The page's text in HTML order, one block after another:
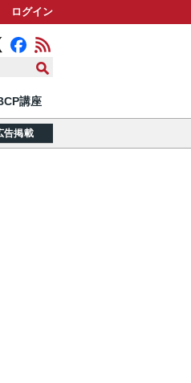
ログイン
講座
告掲載